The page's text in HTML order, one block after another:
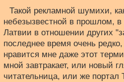
Такой рекламной шумихи,
небезызвестной в прошлом,
Латвии в отношении других
последнее время очень
нравится мне даже этот
мной завтракает, или новый
читательница, или же портал